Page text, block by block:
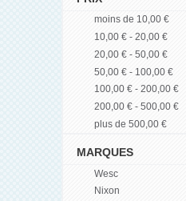
moins de 10,00 €
10,00 € - 20,00 €
20,00 € - 50,00 €
50,00 € - 100,00 €
100,00 € - 200,00 €
200,00 € - 500,00 €
plus de 500,00 €
MARQUES
Wesc
Nixon